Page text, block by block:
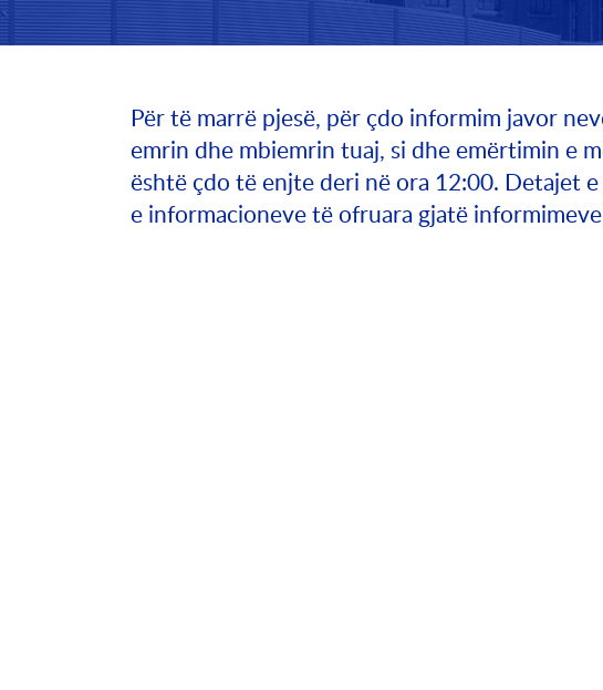
Për të marrë pjesë, për çdo informim javor
emrin dhe mbiemrin tuaj, si dhe emërtimin e
është çdo të enjte deri në ora 12:00. Detajet
e informacioneve të ofruara gjatë